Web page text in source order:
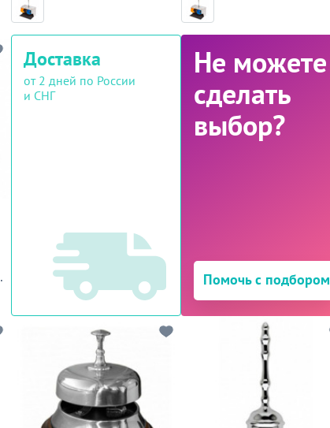
Доставка
от 2 дней по России
и СНГ
Не можете
сделать
выбор?
Помочь с подбором